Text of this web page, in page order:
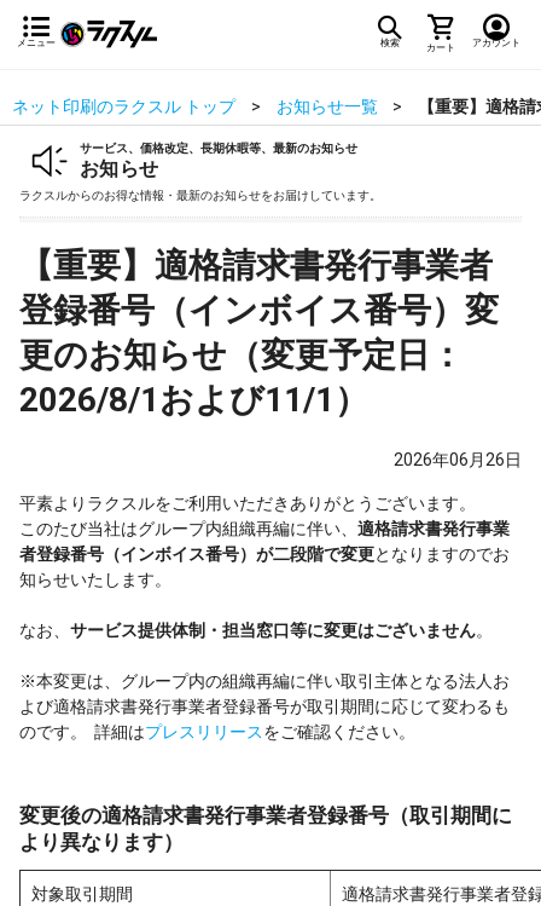
メニュー 検索 カート アカウント
ネット印刷のラクスル トップ お知らせ一覧 【重要】適格
サービス、価格改定、長期休暇等、最新のお知らせ
お知らせ
ラクスルからのお得な情報・最新のお知らせをお届けしています。
【重要】適格請求書発行事業者
登録番号（インボイス番号）変
更のお知らせ（変更予定日：
2026/8/1および11/1）
2026年06月26日
平素よりラクスルをご利用いただきありがとうございます。
このたび当社はグループ内組織再編に伴い、 適格請求書発行事業
者登録番号（インボイス番号）が二段階で変更となりますのでお
知らせいたします。
なお、 サービス提供体制・担当窓口等に変更はございません。
※本変更は、グループ内の組織再編に伴い取引主体となる法人お
よび適格請求書発行事業者登録番号が取引期間に応じて変わるも
のです。 詳細はプレスリリースをご確認ください。
変更後の適格請求書発行事業者登録番号（取引期間に
より異なります）
対象取引期間 適格請求書発行事業者登